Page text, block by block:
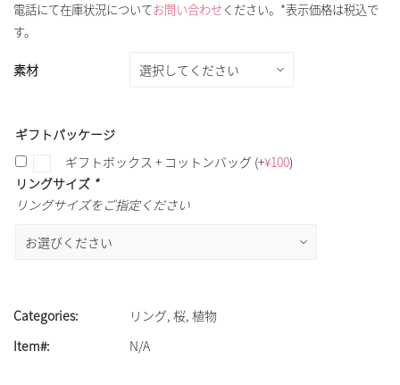
電話にて在庫状況についてお問い合わせ ください。*表示価格は税込で
す。
素材
ギフトパッケージ
ギフトボックス + コットンバッグ (+¥100)
リングサイズ *
リングサイズをご指定ください
Categories: リング, 桜, 植物
Item#:
N/A